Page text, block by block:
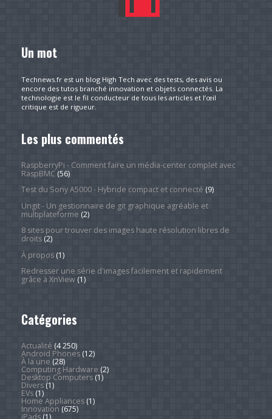
Un mot
Technews.fr est un blog High Tech avec des tests, des avis ou
encore des tutos branché innovation et objets connectés. La
technologie est le fil conducteur de tous les articles et l’œil
critique est de rigueur.
Les plus commentés
RaspberryPi - Comment faire un média-center complet avec
RaspBMC(56)
Test du Sony A5000 - Hybride compact et connecté (9)
Ungit - Un gestionnaire de git graphique agréable et
multiplateforme (2)
8 sites pour trouver des images haute résolution libres de
droits(2)
À propos(1)
Redresser une série d'images facilement et rapidement
grâce à XnView(1)
Catégories
Actualité (4 250)
Android Phones(12)
À la une (28)
Computing Hardware (2)
Desktop Computers(1)
Divers(1)
EVs(1)
Home Appliances(1)
Innovation (675)
iPads(1)